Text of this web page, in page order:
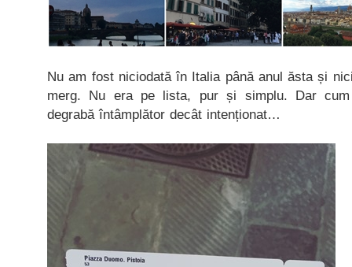
Nu am fost niciodată în Italia până anul ăsta și
merg. Nu era pe lista, pur și simplu. Dar
degrabă întâmplător decât intenționat…